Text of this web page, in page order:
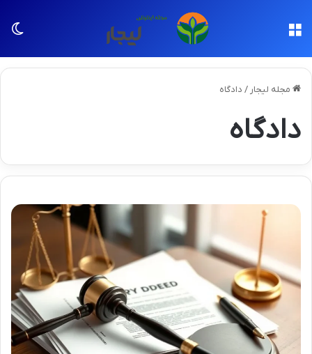
مجله لیجار / دادگاه
دادگاه